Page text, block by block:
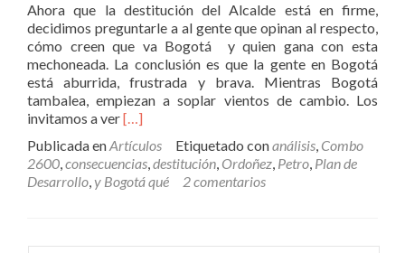
Ahora que la destitución del Alcalde está en firme,
decidimos preguntarle a al gente que opinan al respecto,
cómo creen que va Bogotá y quien gana con esta
mechoneada. La conclusión es que la gente en Bogotá
está aburrida, frustrada y brava. Mientras Bogotá
tambalea, empiezan a soplar vientos de cambio. Los
invitamos a verLeer
se
va
¿Y
[…]
Publicada enArtículos Etiquetado conanálisis, Combo
2600,consecuencias,destitución, Ordoñez, Petro, Plan de
Desarrollo,y Bogotá qué 2 comentarios